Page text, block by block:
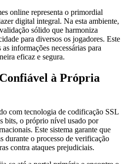
online representa o primordial
digital integral. Na esta ambiente,
sólido que harmoniza
para diversos os jogadores. Este
informações necessárias para
eficaz e segura.
à Própria
com tecnologia de codificação SSL
bits, o próprio nível usado por
Este sistema garante que
durante o processo de verificação
contra ataques prejudiciais.